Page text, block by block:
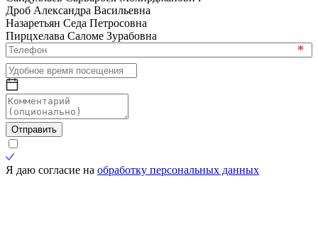
Дроб Александра Васильевна
Назаретьян Седа Петросовна
Пирцхелава Саломе Зурабовна
*
Отправить
Я даю согласие на обработку персональных данных